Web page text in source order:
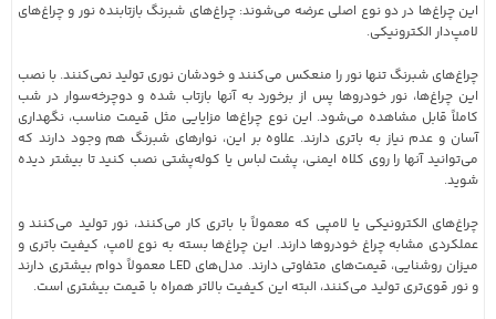
این چراغ‌ها در دو نوع اصلی عرضه می‌شوند: چراغ‌های شبرنگ بازتابنده نور و چراغ‌های
لامپ‌دار الکترونیکی.
چراغ‌های شبرنگ تنها نور را منعکس می‌کنند و خودشان نوری تولید نمی‌کنند. با نصب
این چراغ‌ها، نور خودروها پس از برخورد به آنها بازتاب شده و دوچرخه‌سوار در شب
کاملاً قابل مشاهده می‌شود. این نوع چراغ‌ها مزایایی مثل قیمت مناسب، نگهداری
آسان و عدم نیاز به باتری دارند. علاوه بر این، نوارهای شبرنگ هم وجود دارند که
می‌توانید آنها را روی کلاه ایمنی، پشت لباس یا کوله‌پشتی نصب کنید تا بیشتر دیده
شوید.
چراغ‌های الکترونیکی یا لامپی که معمولاً با باتری کار می‌کنند، نور تولید می‌کنند و
عملکردی مشابه چراغ خودروها دارند. این چراغ‌ها بسته به نوع لامپ، کیفیت باتری و
میزان روشنایی، قیمت‌های متفاوتی دارند. مدل‌های LED معمولاً دوام بیشتری دارند
و نور قوی‌تری تولید می‌کنند، البته این کیفیت بالاتر همراه با قیمت بیشتری است.